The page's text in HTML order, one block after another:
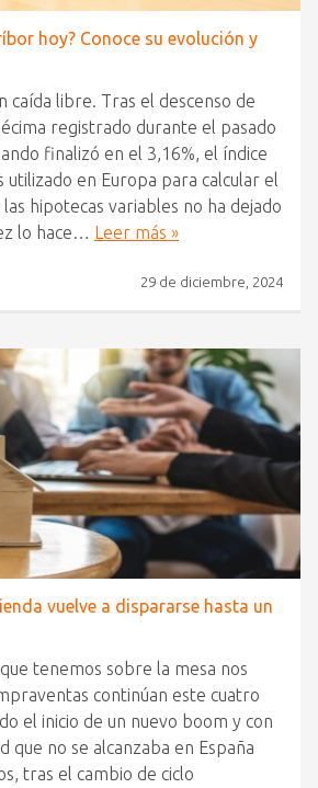
hoy? Conoce su evolución y
caída libre. Tras el descenso de
registrado durante el pasado
finalizó en el 3,16%, el índice
utilizado en Europa para calcular el
hipotecas variables no ha dejado
lo hace…
Leer más »
29 de diciembre, 2024
vuelve a dispararse hasta un
que tenemos sobre la mesa nos
continúan este cuatro
el inicio de un nuevo boom y con
que no se alcanzaba en España
tras el cambio de ciclo